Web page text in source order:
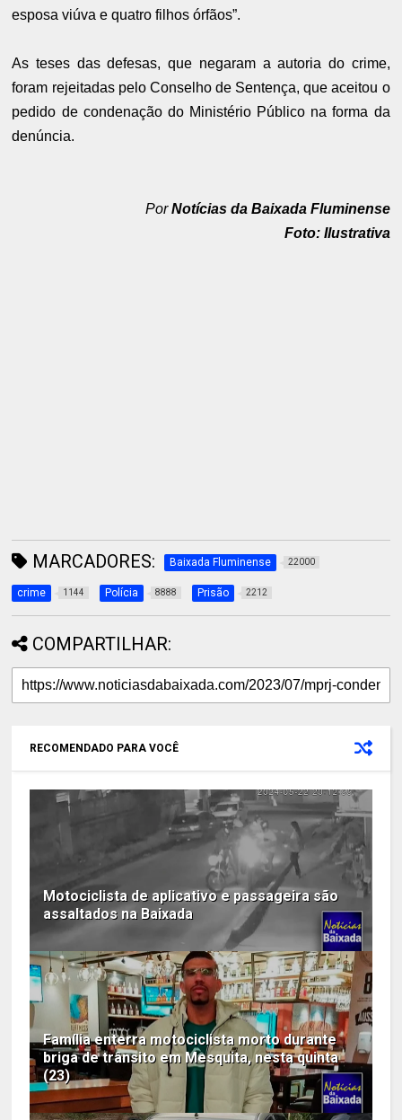
esposa viúva e quatro filhos órfãos”.
As teses das defesas, que negaram a autoria do crime,
foram rejeitadas pelo Conselho de Sentença, que aceitou o
pedido de condenação do Ministério Público na forma da
denúncia.
PorNotícias da Baixada Fluminense
Foto: Ilustrativa
MARCADORES: Baixada Fluminense 22000
crime 1144 Polícia 8888 Prisão 2212
COMPARTILHAR:
RECOMENDADO PARA VOCÊ
Motociclista de aplicativo e passageira são
assaltados na Baixada
Família enterra motociclista morto durante
briga de trânsito em Mesquita, nesta quinta
(23)